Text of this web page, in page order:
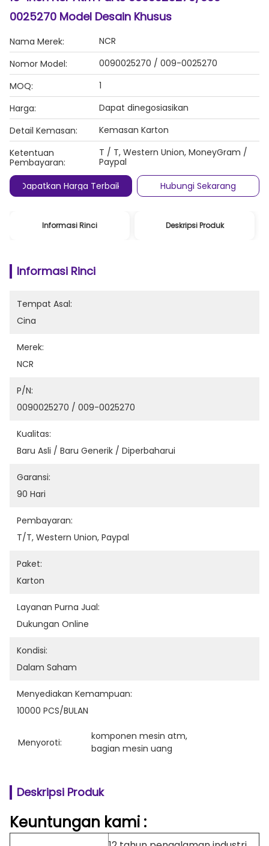
0025270 Model Desain Khusus
Nama Merek:
NCR
Nomor Model:
0090025270 / 009-0025270
MOQ:
1
Harga:
Dapat dinegosiasikan
Detail Kemasan:
Kemasan Karton
Ketentuan
Pembayaran:
T / T, Western Union, MoneyGram /
Paypal
Dapatkan Harga Terbaik
Hubungi Sekarang
Informasi Rinci Deskripsi Produk
Informasi Rinci
Tempat Asal:
Cina
Merek:
NCR
P/N:
0090025270 / 009-0025270
Kualitas:
Baru Asli / Baru Generik / Diperbaharui
Garansi:
90 Hari
Pembayaran:
T/T, Western Union, Paypal
Paket:
Karton
Layanan Purna Jual:
Dukungan Online
Kondisi:
Dalam Saham
Menyediakan Kemampuan:
10000 PCS/BULAN
Menyoroti:
komponen mesin atm,
bagian mesin uang
Deskripsi Produk
Keuntungan kami :